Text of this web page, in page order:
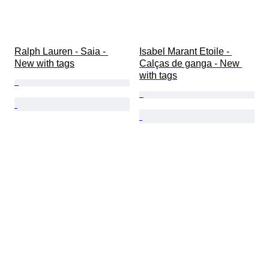
Ralph Lauren - Saia -
New with tags
Isabel Marant Etoile -
Calças de ganga - New
with tags